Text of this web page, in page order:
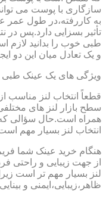
سازگاری با پوست می
به کاررفته،در طول عمر
تأثیر بسزایی دارد.پس در
طبی خوب را بدانید
و یک تعادل میان این دو
ویژگی های یک عینک طبی
قطعاً انتخاب لنز مناسب
سطح بازار لنز های
همراه است.حال سؤالی
انتخاب لنز بسیار مهم
هنگام خرید عینک شما
از جهت زیبایی و راحتی
لنز بسیار مهم تر است
ظاهر،زیبایی،ایمنی و